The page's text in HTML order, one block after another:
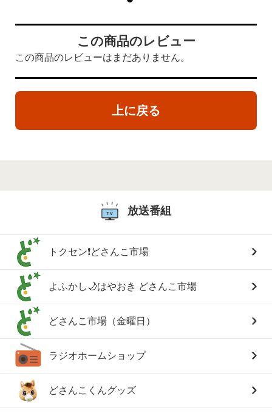
この商品のレビュー
この商品のレビューはまだありません。
上に戻る
放送番組
トクセン❗どさんこ市場
よふかし🌙はやおき どさんこ市場
どさんこ市場（金曜日）
ラジオホームショップ
どさんこくんグッズ